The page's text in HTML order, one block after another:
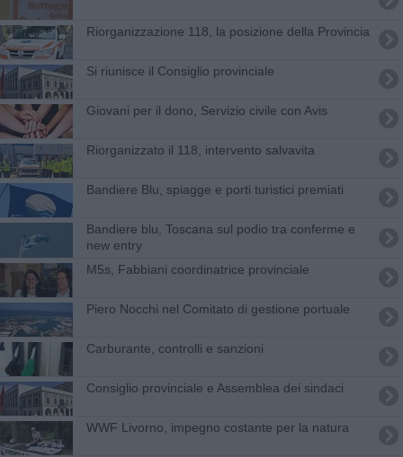
Riorganizzazione 118, la posizione della Provincia
Si riunisce il Consiglio provinciale
Giovani per il dono, Servizio civile con Avis
Riorganizzato il 118, intervento salvavita
Bandiere Blu, spiagge e porti turistici premiati
Bandiere blu, Toscana sul podio tra conferme e
new entry
M5s, Fabbiani coordinatrice provinciale
Piero Nocchi nel Comitato di gestione portuale
Carburante, controlli e sanzioni
Consiglio provinciale e Assemblea dei sindaci
WWF Livorno, impegno costante per la natura